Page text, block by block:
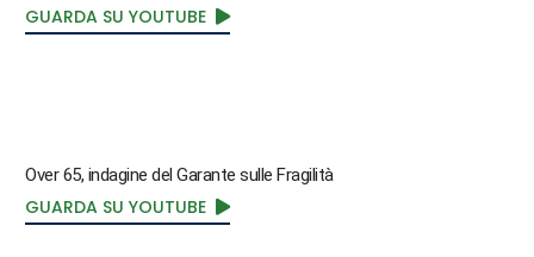
GUARDA SU YOUTUBE
Over 65, indagine del Garante sulle Fragilità
GUARDA SU YOUTUBE